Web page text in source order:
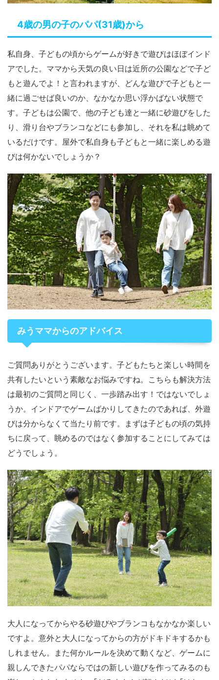
4歳の男の子のパパ(31歳)から
私自身、子どもの頃からゲームが好きで遊びはほぼインド
アでした。ママから天気の良い日は近所の公園などで子ど
もと遊んでよ！と言われますが、どんな遊びで子どもと一
緒に過ごせば良いのか、なかなか思い浮かばない状態で
す。子どもは公園で、他の子ども達と一緒に砂遊びをした
り、滑り台やブランコなどにも参加し、それを私は眺めて
いるだけです。屋外で私自身も子どもと一緒に楽しめる遊
びは何かないでしょうか？
みうママからのアドバイス
ご質問ありがとうございます。子どもたちと楽しい時間を
共有したいという素敵なお悩みですね。こちらも解決方法
は最初のご質問と同じく、一歩踏み出す！ではないでしょ
うか。インドアでゲームばかりしてきたのであれば、外遊
びは分からなくて当たり前です。まずは子どもの頃の気持
ちに戻って、眺めるのではなく参加することにしてみては
どうでしょう。
大人になってからやる砂遊びやブランコもなかなか楽しい
ですよ。意外と大人になってからの方がドキドキするかも
しれません。また何かルールを決めて動くなど、ゲームに
親しんできたパパならではの新しい遊びを作ってみるのも